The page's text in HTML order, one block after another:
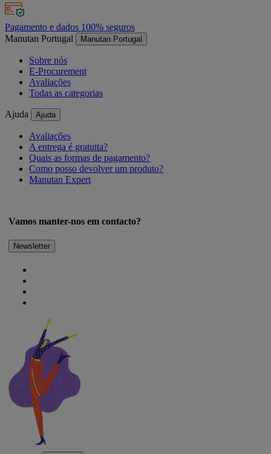
Pagamento e dados 100% seguros
Manutan Portugal
Manutan Portugal
Sobre nós
E-Procurement
Avaliações
Todas as categorias
Ajuda Ajuda
Avaliações
A entrega é gratuita?
Quais as formas de pagamento?
Como posso devolver um produto?
Manutan Expert
Vamos manter-nos em contacto?
Newsletter